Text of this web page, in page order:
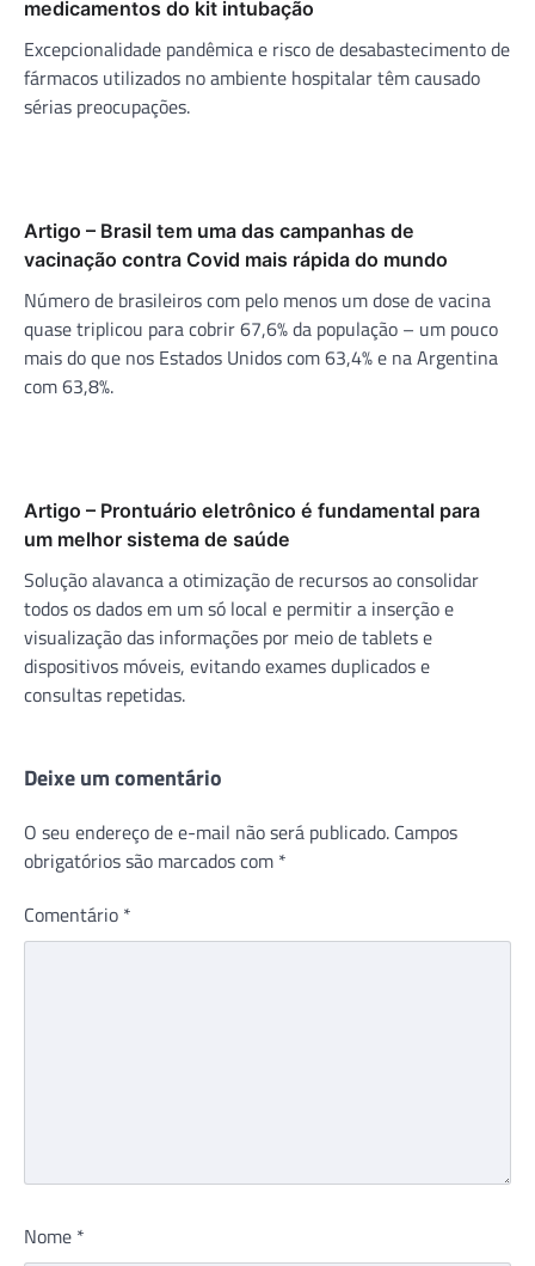
medicamentos do kit intubação
Excepcionalidade pandêmica e risco de desabastecimento de
fármacos utilizados no ambiente hospitalar têm causado
sérias preocupações.
Artigo – Brasil tem uma das campanhas de
vacinação contra Covid mais rápida do mundo
Número de brasileiros com pelo menos um dose de vacina
quase triplicou para cobrir 67,6% da população – um pouco
mais do que nos Estados Unidos com 63,4% e na Argentina
com 63,8%.
Artigo – Prontuário eletrônico é fundamental para
um melhor sistema de saúde
Solução alavanca a otimização de recursos ao consolidar
todos os dados em um só local e permitir a inserção e
visualização das informações por meio de tablets e
dispositivos móveis, evitando exames duplicados e
consultas repetidas.
Deixe um comentário
O seu endereço de e-mail não será publicado. Campos
obrigatórios são marcados com *
Comentário *
Nome *